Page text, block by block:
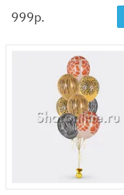
999р.